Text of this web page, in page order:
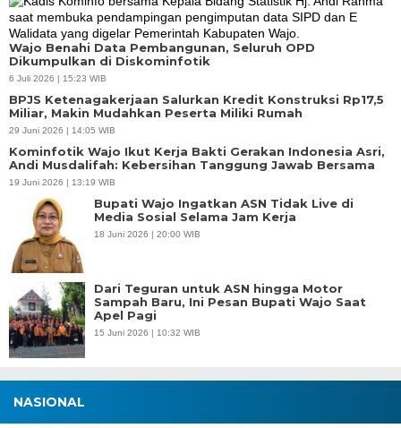
Wajo Benahi Data Pembangunan, Seluruh OPD
Dikumpulkan di Diskominfotik
6 Juli 2026 | 15:23 WIB
BPJS Ketenagakerjaan Salurkan Kredit Konstruksi Rp17,5
Miliar, Makin Mudahkan Peserta Miliki Rumah
29 Juni 2026 | 14:05 WIB
Kominfotik Wajo Ikut Kerja Bakti Gerakan Indonesia Asri,
Andi Musdalifah: Kebersihan Tanggung Jawab Bersama
19 Juni 2026 | 13:19 WIB
Bupati Wajo Ingatkan ASN Tidak Live di
Media Sosial Selama Jam Kerja
18 Juni 2026 | 20:00 WIB
Dari Teguran untuk ASN hingga Motor
Sampah Baru, Ini Pesan Bupati Wajo Saat
Apel Pagi
15 Juni 2026 | 10:32 WIB
NASIONAL